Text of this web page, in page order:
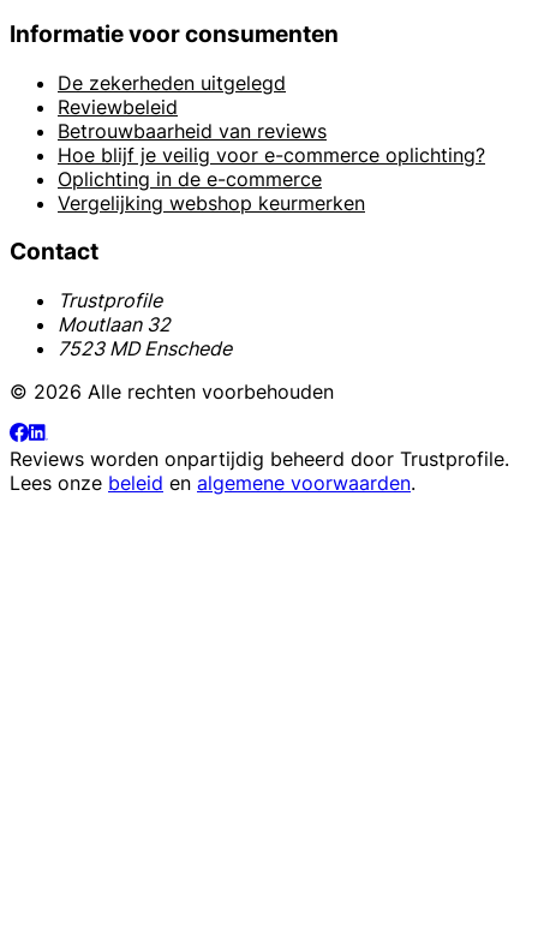
Informatie voor consumenten
De zekerheden uitgelegd
Reviewbeleid
Betrouwbaarheid van reviews
Hoe blijf je veilig voor e-commerce oplichting?
Oplichting in de e-commerce
Vergelijking webshop keurmerken
Contact
Trustprofile
Moutlaan 32
7523 MD Enschede
© 2026 Alle rechten voorbehouden
Reviews worden onpartijdig beheerd door Trustprofile.
Lees onze beleid en algemene voorwaarden.